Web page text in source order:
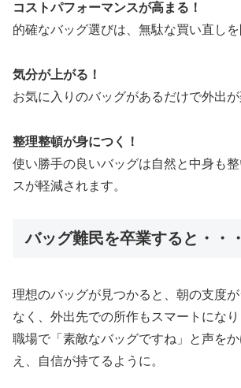
コストパフォーマンスが高まる！
的確なバッグ選びは、無駄な買い直しを
気分が上がる！
お気に入りのバッグがあるだけで外出が
整理整頓が身につく！
使い勝手の良いバッグは自然と中身も
スが軽減されます。
バッグ難民を卒業すると・・
理想のバッグが見つかると、朝の支度
なく、外出先での所作もスマートになり
職場で「素敵なバッグですね」と声を
え、自信が持てるように。